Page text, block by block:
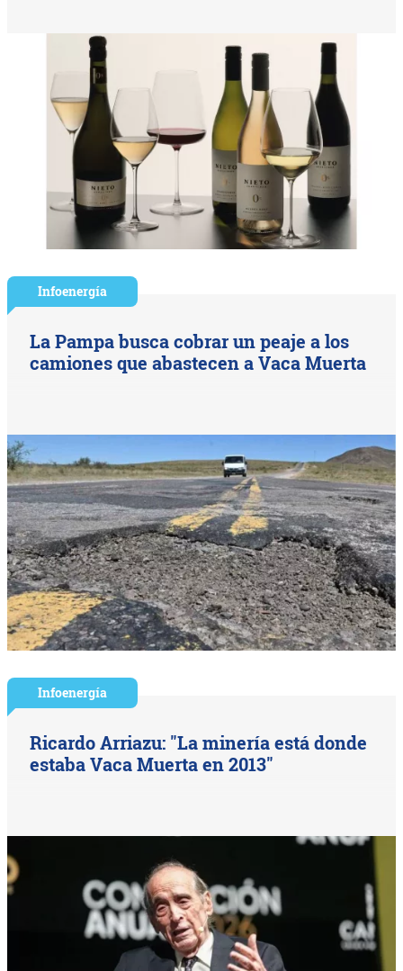
Infoenergía
La Pampa busca cobrar un peaje a los
camiones que abastecen a Vaca Muerta
Infoenergía
Ricardo Arriazu: "La minería está donde
estaba Vaca Muerta en 2013"